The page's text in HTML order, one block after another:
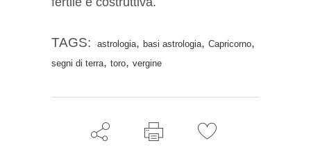
TAGS: astrologia, basi astrologia, Capricorno,
segni di terra, toro, vergine